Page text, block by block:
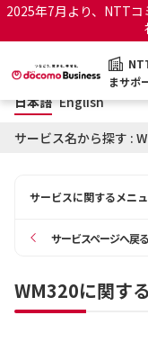
2025年7月より、NTT
まサポ
NTTドコモビジ
サポートトッ
日本語 English
サービス名から探す :
サービスに関するメニ
サービスページへ戻る
WM320に関す